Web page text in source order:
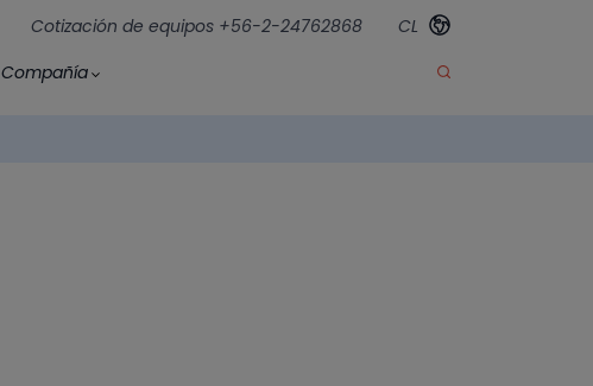
Cotización de equipos +56-2-24762868
CL
Compañía